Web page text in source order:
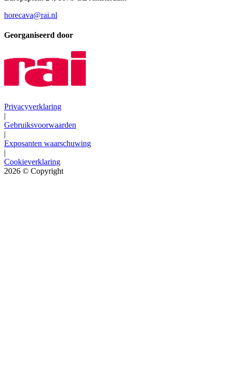
horecava@rai.nl
Georganiseerd door
Privacyverklaring
|
Gebruiksvoorwaarden
|
Exposanten waarschuwing
|
Cookieverklaring
2026 © Copyright